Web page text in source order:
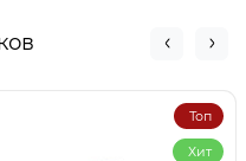
Топ
Хит